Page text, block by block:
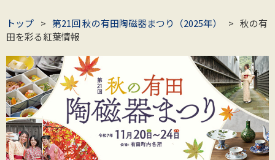
トップ > 第21回 秋の有田陶磁器まつり（2025年） > 秋の有
田を彩る紅葉情報